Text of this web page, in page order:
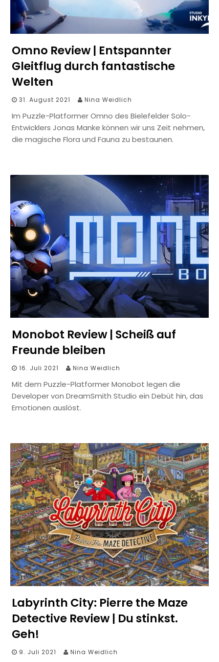
Omno Review | Entspannter
Gleitflug durch fantastische
Welten
31. August 2021 Nina Weidlich
Im Puzzle-Platformer Omno des Bielefelder Solo-
Entwicklers Jonas Manke können wir uns Zeit nehmen,
die magische Flora und Fauna zu bestaunen.
Monobot Review | Scheiß auf
Freunde bleiben
16. Juli 2021 Nina Weidlich
Mit dem Puzzle-Platformer Monobot legen die
Developer von DreamSmith Studio ein Debüt hin, das
Emotionen auslöst.
Labyrinth City: Pierre the Maze
Detective Review | Du stinkst.
Geh!
9. Juli 2021 Nina Weidlich